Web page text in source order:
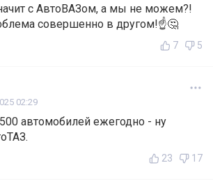
с АвтоВАЗом, а мы не можем?!
совершенно в другом!☝️🤔
7 5
02:29
автомобилей ежегодно - ну
23 17